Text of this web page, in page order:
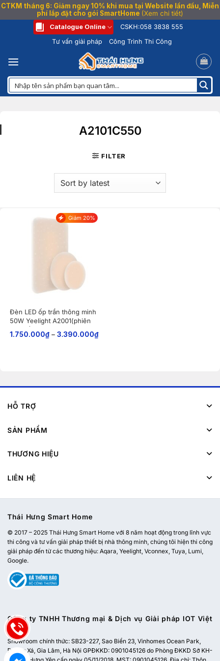
CTKM tháng 6: Giảm ngay 10% khi mua tại Website lần đầu, Miễn
phí lắp đặt cho gói SmartHome (Xem chi tiết)
dung
Catalogue Online CSKH:058 3838 555
Tư vấn giải pháp
Công Trình Thi Công
A2101C550
FILTER
Giảm 20%
Đèn LED ốp trần thông minh
50W Yeelight A2001(phiên
1.750.000₫– 3.390.000₫
HỖ TRỢ
SẢN PHẨM
THƯƠNG HIỆU
LIÊN HỆ
Thái Hưng Smart Home
© 2017 – 2025 Thái Hưng Smart Home với 8 năm hoạt động trong lĩnh vực
thi công và tư vấn giải pháp thiết bị nhà thông minh, chúng tôi hiện thi công
giải pháp đến từ các thương hiệu: Aqara, Yeelight, Vconnex, Tuya, Lumi,
Google.
Công ty TNHH Thương mại & Dịch vụ Giải pháp IOT Việt
Nam
Showroom chính thức: SB23-227, Sao Biển 23, Vinhomes Ocean Park,
Dương Xá, Gia Lâm, Hà Nội GPĐKKD: 0901045126 do Phòng ĐKKD Sở KH-